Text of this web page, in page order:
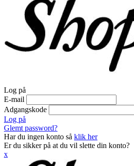
Log på
E-mail
Adgangskode
Log på
Glemt password?
Har du ingen konto så klik her
Er du sikker på at du vil slette din konto?
x